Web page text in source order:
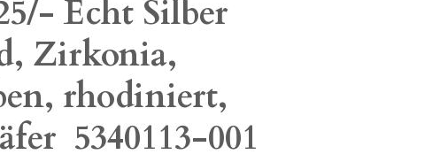
Echt Silber
Zirkonia,
rhodiniert,
5340113-001